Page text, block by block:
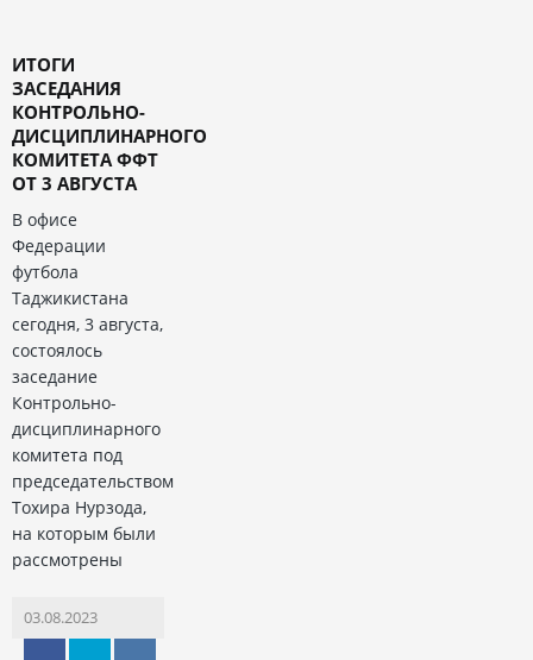
ИТОГИ
ЗАСЕДАНИЯ
КОНТРОЛЬНО-
ДИСЦИПЛИНАРНОГО
КОМИТЕТА ФФТ
ОТ 3 АВГУСТА
В офисе
Федерации
футбола
Таджикистана
сегодня, 3 августа,
состоялось
заседание
Контрольно-
дисциплинарного
комитета под
председательством
Тохира Нурзода,
на которым были
рассмотрены
03.08.2023